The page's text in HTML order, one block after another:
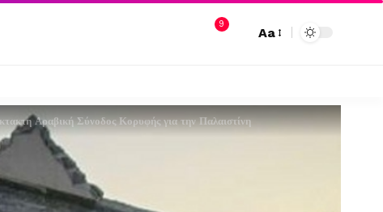
9
Aa
Αραβική Σύνοδος Κορυφής για την Παλαιστίνη